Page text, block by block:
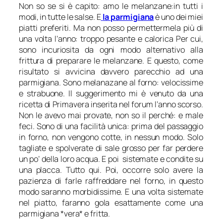
Non so se si è capito: amo le melanzane:in tutti i
modi, in tutte le salse. Ela parmigianaè uno dei miei
piatti preferiti. Ma non posso permettermela più di
una volta l’anno: troppo pesante e calorica Per cui,
sono incuriosita da ogni modo alternativo alla
frittura di preparare le melanzane. E questo, come
risultato si avvicina davvero parecchio ad una
parmigiana. Sono melanazane al forno: velocissime
e strabuone. Il suggerimento mi è venuto da una
ricetta di Primavera inserita nel forum l’anno scorso.
Non le avevo mai provate, non so il perché: e male
feci. Sono di una facilità unica: prima del passaggio
in forno, non vengono cotte, in nessun modo. Solo
tagliate e spolverate di sale grosso per far perdere
un po’ della loro acqua. E poi sistemate e condite su
una placca. Tutto qui. Poi, occorre solo avere la
pazienza di farle raffreddare nel forno, in questo
modo saranno morbidissime. E una volta sistemate
nel piatto, faranno gola esattamente come una
parmigiana *vera* e fritta.